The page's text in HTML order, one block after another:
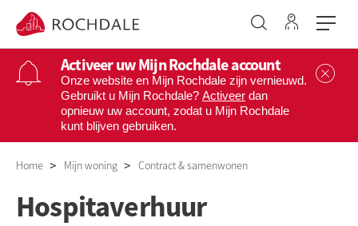
Naar hoofdinhoud
Naar hoofdnavigatiemenu
Naar zoeken
Naar de homepage Ga naar
Activeer uw Mijn Rochdale account
Onze website en Mijn Rochdale zijn vernieuwd.
Gebruikt u Mijn Rochdale? Activeer dan
opnieuw uw account, zodat u Mijn Rochdale
kunt blijven gebruiken.
Home Mijn woning Contract & samenwonen
Hospitaverhuur